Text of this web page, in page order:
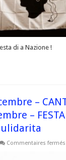
di a Nazione !
–
–
Commentaires fermés